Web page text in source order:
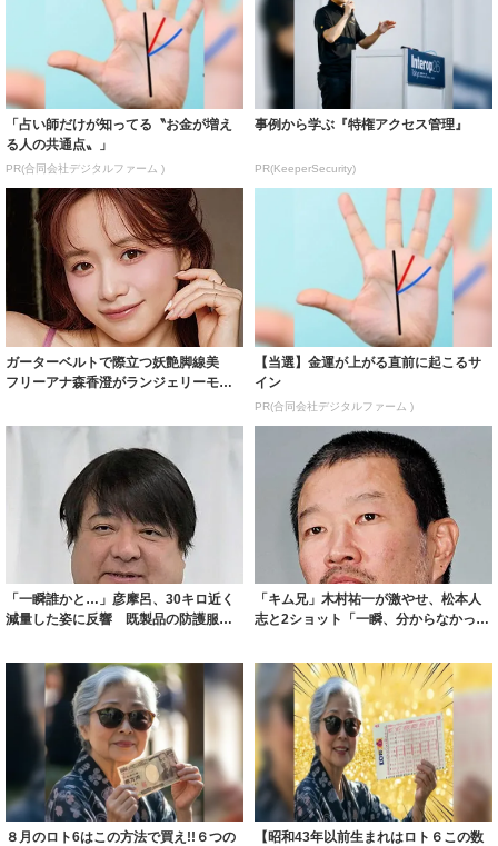
「占い師だけが知ってる〝お金が増え
る人の共通点〟」
PR(合同会社デジタルファーム )
事例から学ぶ『特権アクセス管理』
PR(KeeperSecurity)
ガーターベルトで際立つ妖艶脚線美
フリーアナ森香澄がランジェリーモデ
【当選】金運が上がる直前に起こるサ
イン
PR(合同会社デジタルファーム )
「一瞬誰かと…」彦摩呂、30キロ近く
減量した姿に反響 既製品の防護服が
「キム兄」木村祐一が激やせ、松本人
志と2ショット「一瞬、分からなかった
８月のロト6はこの方法で買え!!６つの
【昭和43年以前生まれはロト６この数